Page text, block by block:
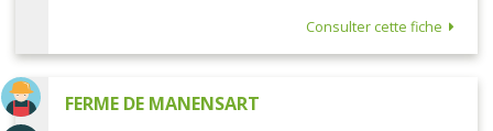
Consulter cette fiche
FERME DE MANENSART